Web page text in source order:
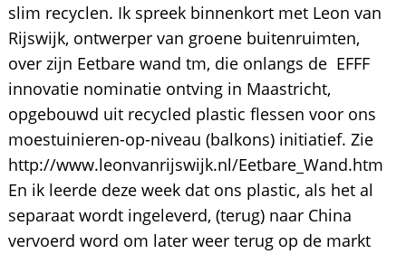
slim recyclen. Ik spreek binnenkort met Leon van
Rijswijk, ontwerper van groene buitenruimten,
over zijn Eetbare wand tm, die onlangs de EFFF
innovatie nominatie ontving in Maastricht,
opgebouwd uit recycled plastic flessen voor ons
moestuinieren-op-niveau (balkons) initiatief. Zie
http://www.leonvanrijswijk.nl/Eetbare_Wand.htm
En ik leerde deze week dat ons plastic, als het al
separaat wordt ingeleverd, (terug) naar China
vervoerd word om later weer terug op de markt